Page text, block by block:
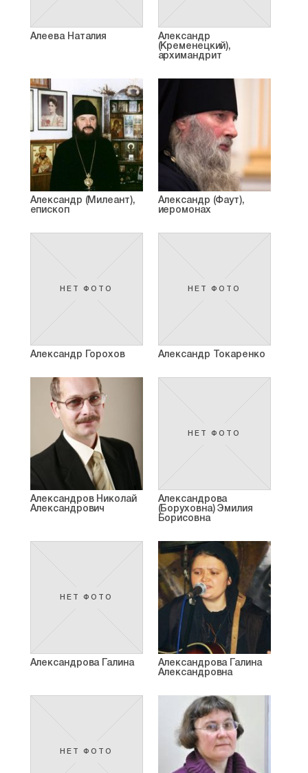
Алеева Наталия
Александр
(Кременецкий),
архимандрит
Александр (Милеант),
епископ
Александр (Фаут),
иеромонах
НЕТ ФОТО
Александр Горохов
НЕТ ФОТО
Александр Токаренко
Александров Николай
Александрович
НЕТ ФОТО
Александрова
(Боруховна) Эмилия
Борисовна
НЕТ ФОТО
Александрова Галина
Александрова Галина
Александровна
НЕТ ФОТО